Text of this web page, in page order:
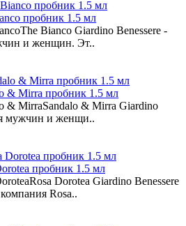
пробник 1.5 мл
Bianco Giardino Benessere -
и женщин. Эт..
& Mirra пробник 1.5 мл
& MirraSandalo & Mirra Giardino
мужчин и женщи..
пробник 1.5 мл
Dorotea Giardino Benessere
Rosa..